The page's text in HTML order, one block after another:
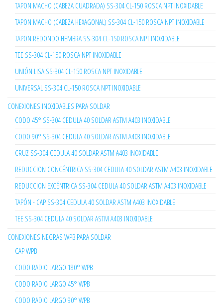
TAPON MACHO (CABEZA CUADRADA) SS-304 CL-150 ROSCA NPT INOXIDABLE
TAPON MACHO (CABEZA HEXAGONAL) SS-304 CL-150 ROSCA NPT INOXIDABLE
TAPON REDONDO HEMBRA SS-304 CL-150 ROSCA NPT INOXIDABLE
TEE SS-304 CL-150 ROSCA NPT INOXIDABLE
UNIÓN LISA SS-304 CL-150 ROSCA NPT INOXIDABLE
UNIVERSAL SS-304 CL-150 ROSCA NPT INOXIDABLE
CONEXIONES INOXIDABLES PARA SOLDAR
CODO 45° SS-304 CEDULA 40 SOLDAR ASTM A403 INOXIDABLE
CODO 90° SS-304 CEDULA 40 SOLDAR ASTM A403 INOXIDABLE
CRUZ SS-304 CEDULA 40 SOLDAR ASTM A403 INOXIDABLE
REDUCCION CONCÉNTRICA SS-304 CEDULA 40 SOLDAR ASTM A403 INOXIDABLE
REDUCCION EXCÉNTRICA SS-304 CEDULA 40 SOLDAR ASTM A403 INOXIDABLE
TAPÓN - CAP SS-304 CEDULA 40 SOLDAR ASTM A403 INOXIDABLE
TEE SS-304 CEDULA 40 SOLDAR ASTM A403 INOXIDABLE
CONEXIONES NEGRAS WPB PARA SOLDAR
CAP WPB
CODO RADIO LARGO 180° WPB
CODO RADIO LARGO 45° WPB
CODO RADIO LARGO 90° WPB